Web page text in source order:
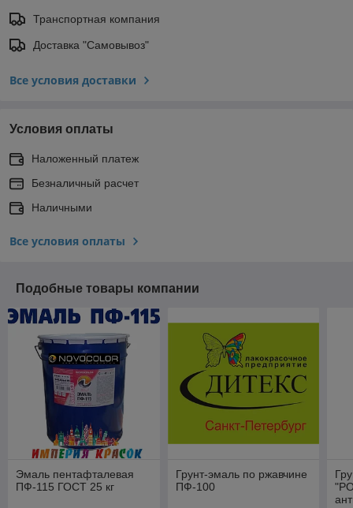
Транспортная компания
Доставка "Самовывоз"
Все условия доставки
Условия оплаты
Наложенный платеж
Безналичный расчет
Наличными
Все условия оплаты
Подобные товары компании
Эмаль пентафталевая
ПФ-115 ГОСТ 25 кг
Грунт-эмаль по ржавчине
ПФ-100